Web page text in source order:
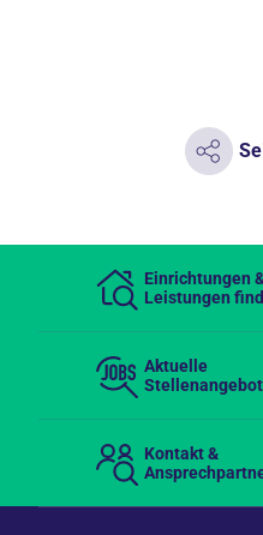
Einrichtungen
Leistungen
Aktuelle
Kontakt &